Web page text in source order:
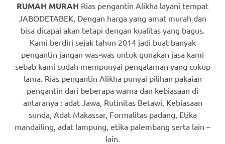
comment
here
replica
watches.
favorite
replica
RUMAH MURAH Rias pengantin Alikha layani tempat
JABODETABEK, Dengan harga yang amat murah dan
bisa dicapai akan tetapi dengan kualitas yang bagus.
Kami berdiri sejak tahun 2014 jadi buat banyak
pengantin jangan was-was untuk gunakan jasa kami
sebab kami sudah mempunyai pengalaman yang cukup
lama. Rias pengantin Alikha punyai pilihan pakaian
pengantin dari beberapa warna dan kebiasaan di
antaranya : adat Jawa, Rutinitas Betawi, Kebiasaan
sunda, Adat Makassar, Formalitas padang, Etika
mandailing, adat lampung, etika palembang serta lain –
lain.